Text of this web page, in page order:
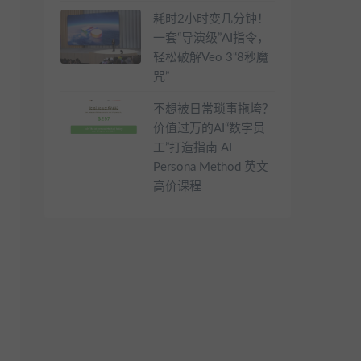
耗时2小时变几分钟！
一套“导演级”AI指令，
轻松破解Veo 3“8秒魔
咒”
不想被日常琐事拖垮？
价值过万的AI“数字员
工”打造指南 AI
Persona Method 英文
高价课程